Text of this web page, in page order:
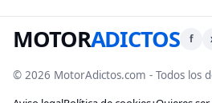
MOTORADICTOS f
© 2026 MotorAdictos.com - Todos los